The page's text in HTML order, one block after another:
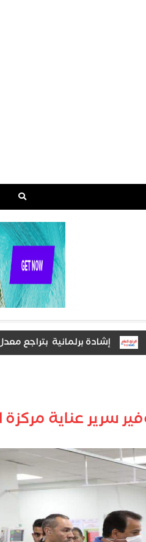
إشادة برلمانية بتراجع معدل البطالة في مصر إلى 5.8% خلال الربع الثاني من
سرير عناية مركزة